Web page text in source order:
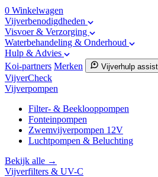
0 Winkelwagen
Vijverbenodigdheden
Visvoer & Verzorging
Waterbehandeling & Onderhoud
Hulp & Advies
Koi-partners Merken Vijverhulp
VijverCheck
Vijverpompen
Filter- & Beeklooppompen
Fonteinpompen
Zwemvijverpompen 12V
Luchtpompen & Beluchting
Bekijk alle →
Vijverfilters & UV-C